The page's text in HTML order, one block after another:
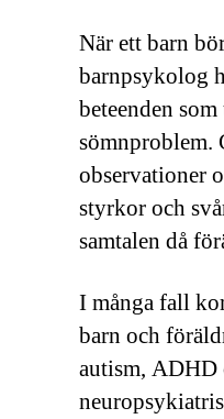
När ett barn
barnpsykolog
beteenden
sömnproblem.
observationer
styrkor och
samtalen då
I många fall
barn och
autism, ADHD